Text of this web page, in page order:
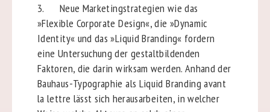
3. Neue Marketingstrategien wie das
»Flexible Corporate Design«, die »Dynamic
Identity« und das »Liquid Branding« fordern
eine Untersuchung der gestaltbildenden
Faktoren, die darin wirksam werden. Anhand der
Bauhaus-Typographie als Liquid Branding avant
la lettre lässt sich herausarbeiten, in welcher